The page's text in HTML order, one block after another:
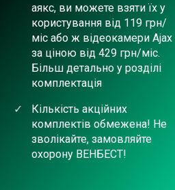
аякс, ви можете взяти їх у
користування від 119 грн/
міс або ж відеокамери Ajax
за ціною від 429 грн/міс.
Більш детально у розділі
комплектація
Кількість акційних
комплектів обмежена! Не
зволікайте, замовляйте
охорону ВЕНБЕСТ!